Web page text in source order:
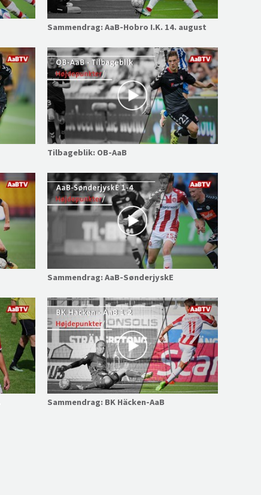
Sammendrag: AaB-Hobro I.K. 14. august
Tilbageblik: OB-AaB
Sammendrag: AaB-SønderjyskE
Sammendrag: BK Häcken-AaB